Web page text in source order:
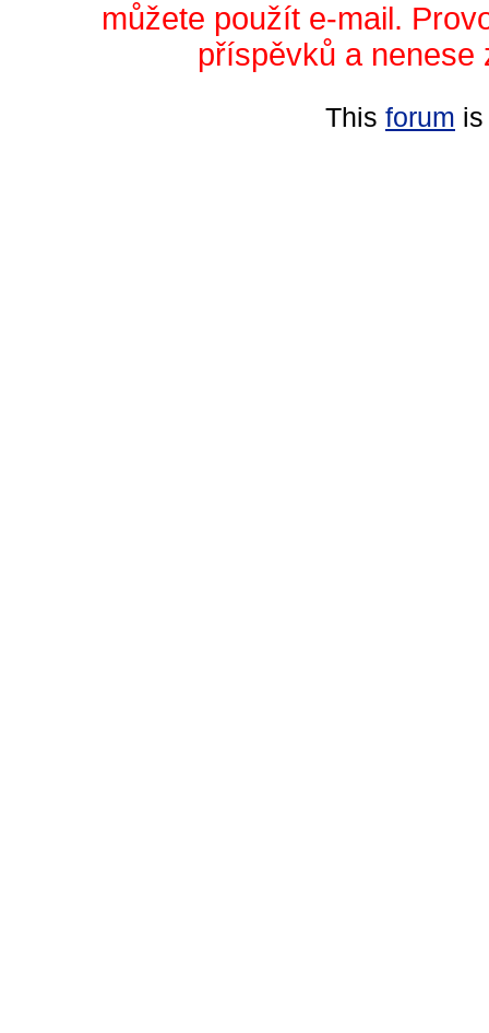
můžete použít e-mail.
příspěvků a nenese
This forum